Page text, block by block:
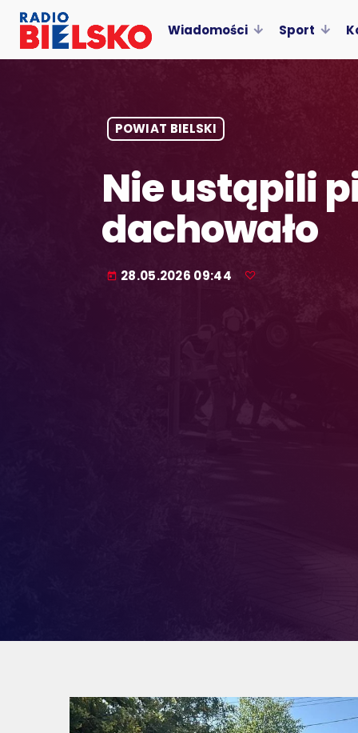
Wiadomości Sport
POWIAT BIELSKI
Nie ustąpili
dachowało
today 28.05.2026 09:44